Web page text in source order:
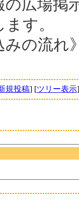
の広場掲
す。
みの流れ
規投稿] [ツリー表示